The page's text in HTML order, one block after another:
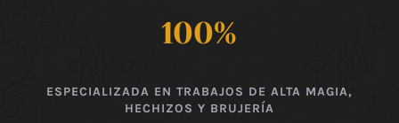
100%
ESPECIALIZADA EN TRABAJOS DE ALTA MAGIA,
HECHIZOS Y BRUJERÍA